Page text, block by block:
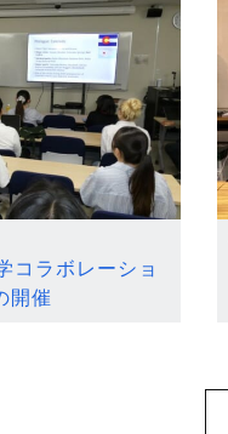
コラボレーショ
開催